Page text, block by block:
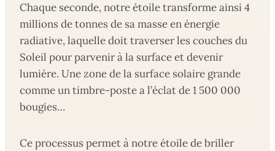
Chaque seconde, notre étoile transforme ainsi 4
millions de tonnes de sa masse en énergie
radiative, laquelle doit traverser les couches du
Soleil pour parvenir à la surface et devenir
lumière. Une zone de la surface solaire grande
comme un timbre-poste a l’éclat de 1 500 000
bougies…
Ce processus permet à notre étoile de briller